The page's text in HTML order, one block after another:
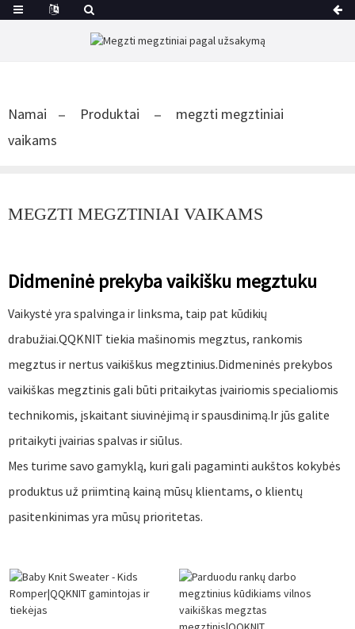
Namai Produktai
megzti megztiniai
vaikams
MEGZTI MEGZTINIAI VAIKAMS
Didmeninė prekyba vaikišku megztuku
Vaikystė yra spalvinga ir linksma, taip pat kūdikių
drabužiai.QQKNIT tiekia mašinomis megztus, rankomis
megztus ir nertus vaikiškus megztinius.Didmeninės prekybos
vaikiškas megztinis gali būti pritaikytas įvairiomis specialiomis
technikomis, įskaitant siuvinėjimą ir spausdinimą.Ir jūs galite
pritaikyti įvairias spalvas ir siūlus.
Mes turime savo gamyklą, kuri gali pagaminti aukštos kokybės
produktus už priimtiną kainą mūsų klientams, o klientų
pasitenkinimas yra mūsų prioritetas.